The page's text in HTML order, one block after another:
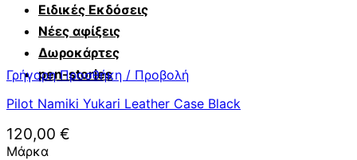
Ειδικές Εκδόσεις
Νέες αφίξεις
Δωροκάρτες
pen-stories
Γρήγορη Προσθήκη / Προβολή
Pilot Namiki Yukari Leather Case Black
120,00 €
Μάρκα